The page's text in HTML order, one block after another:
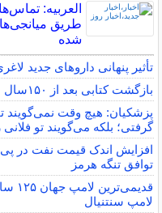
العربیه:
طریق
شده
تأثیر پنهانی داروهای جدید
بازگشت کتابی بعد از ۱۵۰سال
پزشکیان: هیچ وقت نمی‌گویند
گرفتی؛ بلکه می‌گویند تو
افزایش اندک قیمت نفت در پی
توافق تنگه هرمز
لامپ سنتنیال